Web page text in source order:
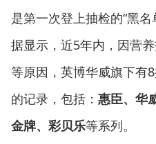
是第一次登上抽检的“黑
据显示，近5年内，因营
等原因，英博华威旗下有
的记录，包括： 惠臣、华
金牌、彩贝乐等系列。